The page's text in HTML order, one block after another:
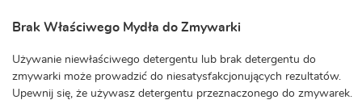
Brak Właściwego Mydła do Zmywarki
Używanie niewłaściwego detergentu lub brak detergentu do
zmywarki może prowadzić do niesatysfakcjonujących rezultatów.
Upewnij się, że używasz detergentu przeznaczonego do zmywarek.